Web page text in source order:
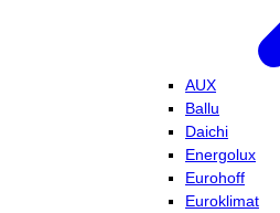
AUX
Ballu
Daichi
Energolux
Eurohoff
Euroklimat